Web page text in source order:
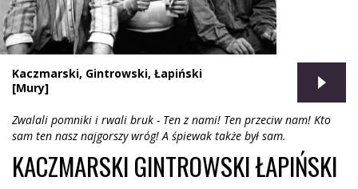
Kaczmarski, Gintrowski, Łapiński
[Mury]
Zwalali pomniki i rwali bruk - Ten z nami! Ten przeciw nam! Kto
sam ten nasz najgorszy wróg! A śpiewak także był sam.
KACZMARSKI GINTROWSKI ŁAPIŃSKI